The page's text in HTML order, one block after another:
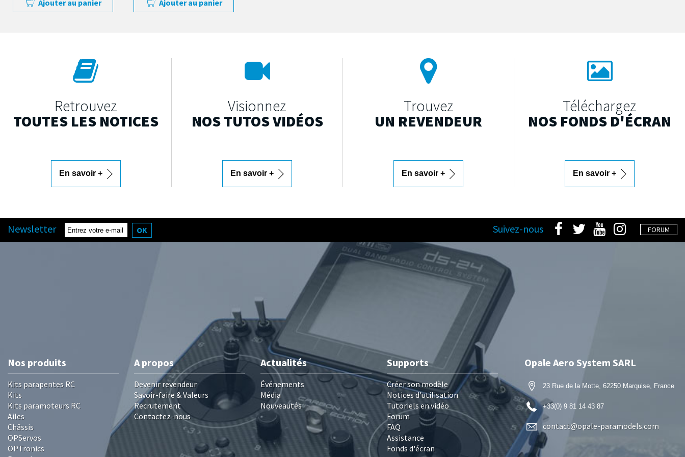
Ajouter au panier Ajouter au panier
Retrouvez
TOUTES LES NOTICES
En savoir +
Visionnez
NOS TUTOS VIDÉOS
En savoir +
Trouvez
UN REVENDEUR
En savoir +
Téléchargez
NOS FONDS D'ÉCRAN
En savoir +
Newsletter OK FORUM
Suivez-nous
Nos produits
Kits parapentes RC
Kits
Kits paramoteurs RC
Ailes
Châssis
OPServos
OPTronics
A propos
Devenir revendeur
Savoir-faire & Valeurs
Recrutement
Contactez-nous
Actualités
Événements
Média
Nouveautés
Supports
Créer son modèle
Notices d'utilisation
Tutoriels en vidéo
Forum
FAQ
Assistance
Fonds d'écran
Opale Aero System SARL
23 Rue de la Motte, 62250 Marquise, France
+33(0) 9 81 14 43 87
contact@opale-paramodels.com